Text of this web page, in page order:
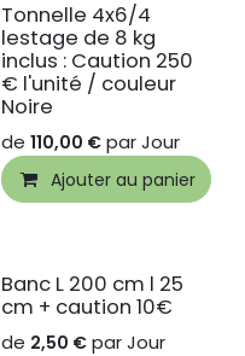
Nouveau !
Tonnelle 4x6/4
lestage de 8 kg
inclus : Caution 250
€ l'unité / couleur
Noire
de 110,00 € parJour
Ajouter au panier
Banc L 200 cm l 25
cm + caution 10€
de 2,50 € parJour